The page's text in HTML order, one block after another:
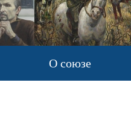
О союзе